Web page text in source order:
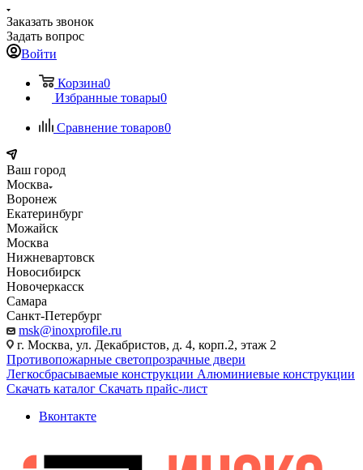
Заказать звонок
Задать вопрос
Войти
Корзина0
Избранные товары0
Сравнение товаров0
Ваш город
Москва
Воронеж
Екатеринбург
Можайск
Москва
Нижневартовск
Новосибирск
Новочеркасск
Самара
Санкт-Петербург
msk@inoxprofile.ru
г. Москва, ул. Декабристов, д. 4, корп.2, этаж 2
Противопожарные светопрозрачные двери
Легкосбрасываемые конструкции Алюминиевые конструкции
Скачать каталог Скачать прайс-лист
Вконтакте